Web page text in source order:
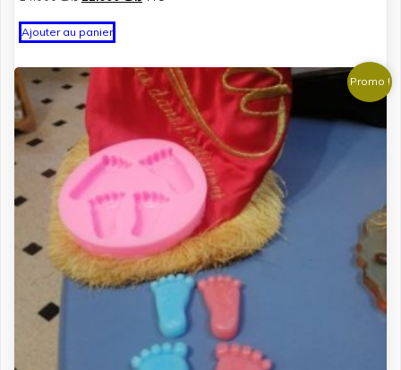
initial
était :
Ajouter au panier
Promo !